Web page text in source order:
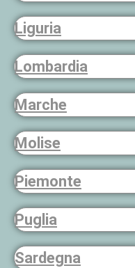
Liguria
Lombardia
Marche
Molise
Piemonte
Puglia
Sardegna